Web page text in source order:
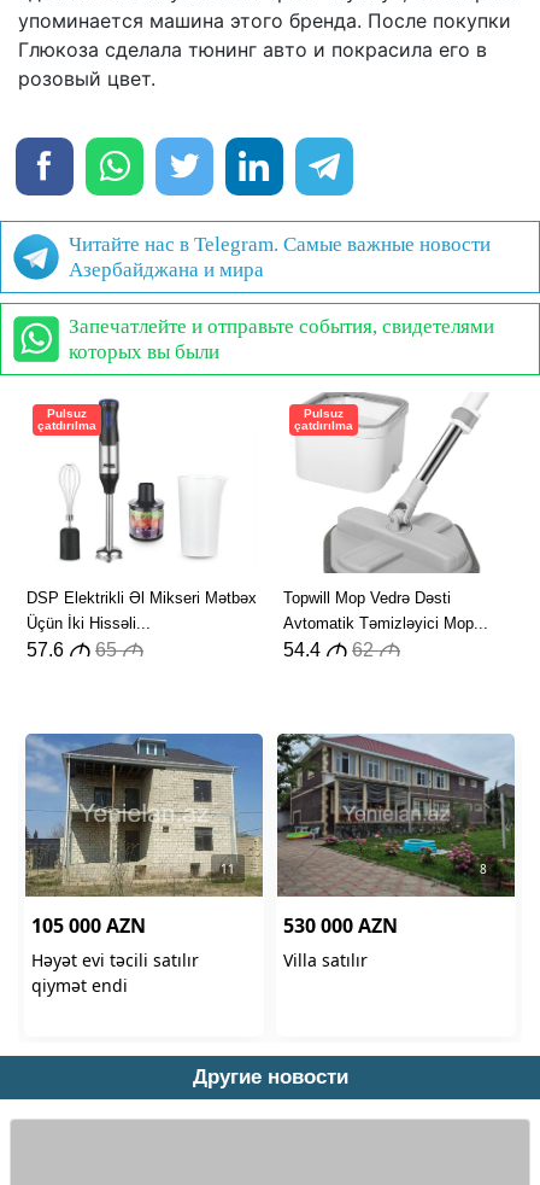
упоминается машина этого бренда. После покупки
Глюкоза сделала тюнинг авто и покрасила его в
розовый цвет.
Читайте нас в Telegram. Самые важные новости
Азербайджана и мира
Запечатлейте и отправьте события, свидетелями
которых вы были
Другие новости